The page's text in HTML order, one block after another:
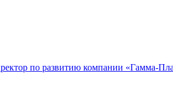
по развитию компании «Гамма-